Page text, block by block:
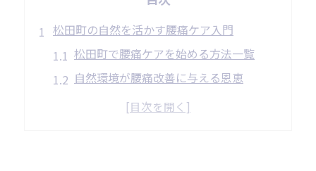
松田町の自然を活かす腰痛ケア入門
松田町で腰痛ケアを始める方法一覧
自然環境が腰痛改善に与える恩恵
ウォーキングで腰痛予防を目指すコツ